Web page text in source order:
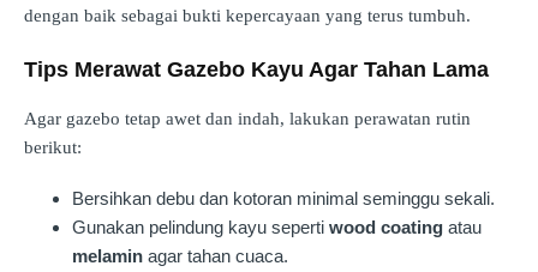
dengan baik sebagai bukti kepercayaan yang terus tumbuh.
Tips Merawat Gazebo Kayu Agar Tahan Lama
Agar gazebo tetap awet dan indah, lakukan perawatan rutin
berikut:
Bersihkan debu dan kotoran minimal seminggu sekali.
Gunakan pelindung kayu seperti wood coating atau
melamin agar tahan cuaca.